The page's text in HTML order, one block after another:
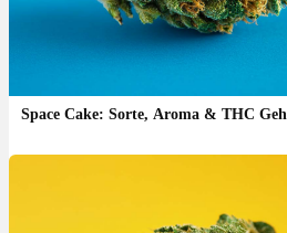
Space Cake: Sorte, Aroma & THC